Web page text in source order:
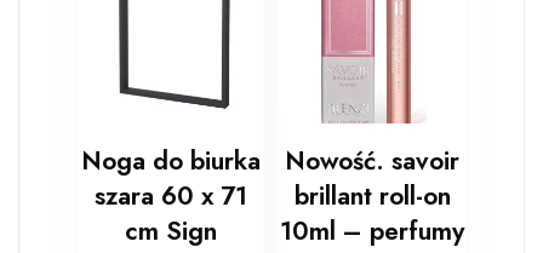
Noga do biurka
szara 60 x 71
cm Sign
Nowość. savoir
brillant roll-on
10ml – perfumy